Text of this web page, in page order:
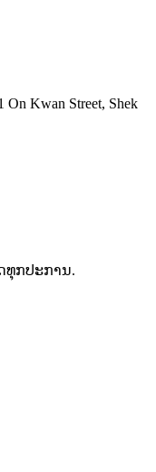
On Kwan Street, Shek
ທຸກປະການ.